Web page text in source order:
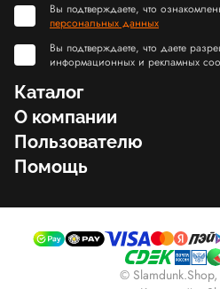
Вы подтверждаете, что
персональных данных
Вы подтверждаете, что даете
информационных и рекламных
Каталог
О компании
Пользователю
Помощь
©